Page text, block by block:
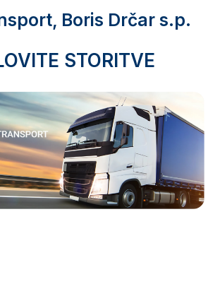
Boris Drčar s.p.
STORITVE